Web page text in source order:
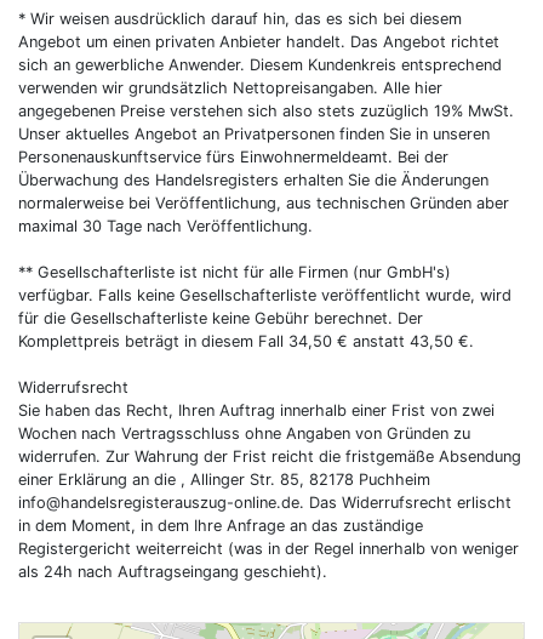
* Wir weisen ausdrücklich darauf hin, das es sich bei diesem
Angebot um einen privaten Anbieter handelt. Das Angebot richtet
sich an gewerbliche Anwender. Diesem Kundenkreis entsprechend
verwenden wir grundsätzlich Nettopreisangaben. Alle hier
angegebenen Preise verstehen sich also stets zuzüglich 19% MwSt.
Unser aktuelles Angebot an Privatpersonen finden Sie in unseren
Personenauskunftservice fürs Einwohnermeldeamt. Bei der
Überwachung des Handelsregisters erhalten Sie die Änderungen
normalerweise bei Veröffentlichung, aus technischen Gründen aber
maximal 30 Tage nach Veröffentlichung.
** Gesellschafterliste ist nicht für alle Firmen (nur GmbH's)
verfügbar. Falls keine Gesellschafterliste veröffentlicht wurde, wird
für die Gesellschafterliste keine Gebühr berechnet. Der
Komplettpreis beträgt in diesem Fall 34,50 € anstatt 43,50 €.
Widerrufsrecht
Sie haben das Recht, Ihren Auftrag innerhalb einer Frist von zwei
Wochen nach Vertragsschluss ohne Angaben von Gründen zu
widerrufen. Zur Wahrung der Frist reicht die fristgemäße Absendung
einer Erklärung an die , Allinger Str. 85, 82178 Puchheim
info@handelsregisterauszug-online.de. Das Widerrufsrecht erlischt
in dem Moment, in dem Ihre Anfrage an das zuständige
Registergericht weiterreicht (was in der Regel innerhalb von weniger
als 24h nach Auftragseingang geschieht).